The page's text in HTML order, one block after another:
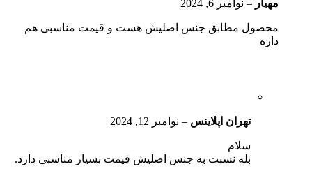
مهیار – نوامبر 6, 2024
محصول مطابق جنس اصلیش هست و قیمت مناسبی هم
داره
تهران اپلاینس – نوامبر 12, 2024
سلام
بله نسبت به جنس اصلیش قیمت بسیار مناسبی دارد.